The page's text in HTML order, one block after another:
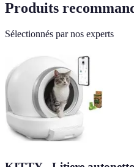
Produits
Sélectionnés par nos experts